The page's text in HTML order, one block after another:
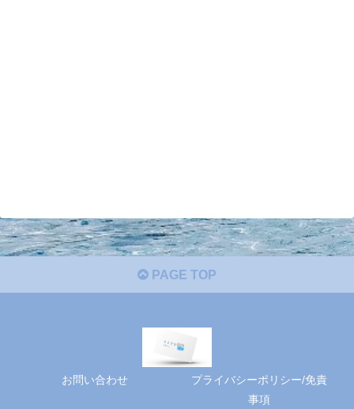
PAGE TOP
お問い合わせ
プライバシーポリシー/免責
事項